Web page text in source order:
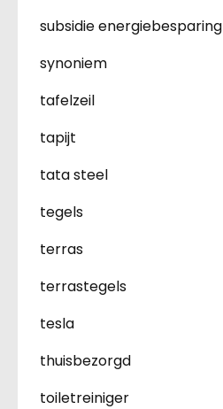
subsidie energiebesparing
synoniem
tafelzeil
tapijt
tata steel
tegels
terras
terrastegels
tesla
thuisbezorgd
toiletreiniger